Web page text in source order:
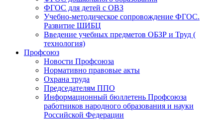
ФГОС для детей с ОВЗ
Учебно-методическое сопровождение ФГОС.
Развитие ШИБЦ
Введение учебных предметов ОБЗР и Труд (
технология)
Профсоюз
Новости Профсоюза
Нормативно правовые акты
Охрана труда
Председателям ППО
Информационный бюллетень Профсоюза
работников народного образования и науки
Российской Федерации